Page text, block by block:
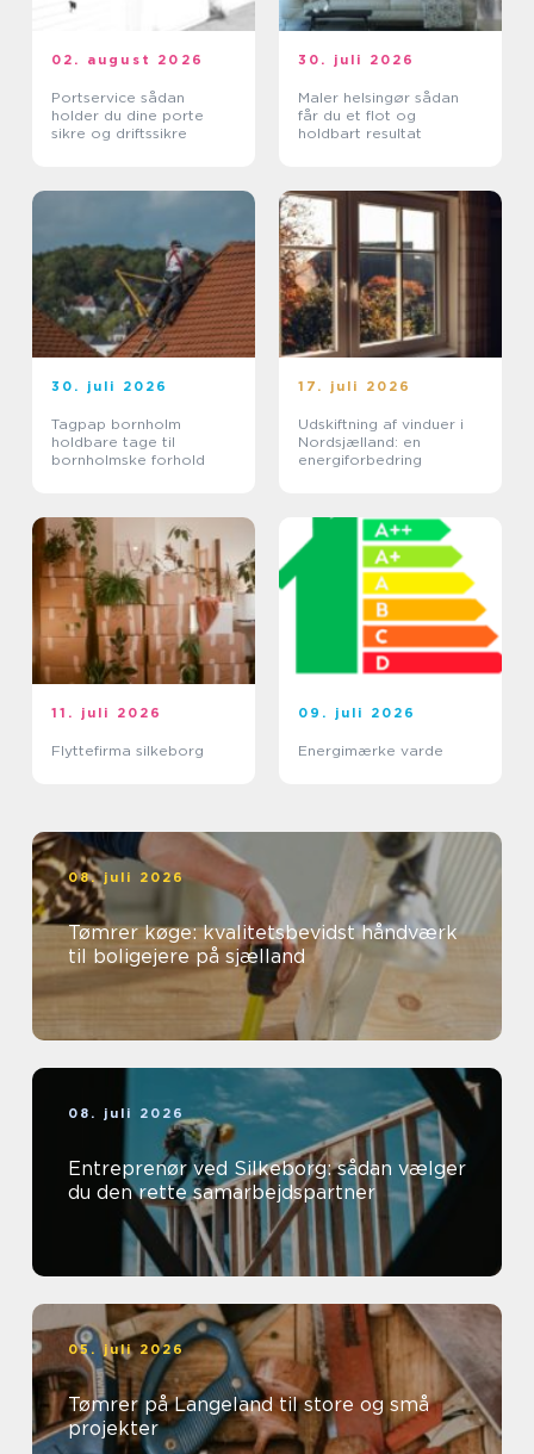
02. august 2026
Portservice sådan
holder du dine porte
sikre og driftssikre
30. juli 2026
Maler helsingør sådan
får du et flot og
holdbart resultat
30. juli 2026
Tagpap bornholm
holdbare tage til
bornholmske forhold
17. juli 2026
Udskiftning af vinduer i
Nordsjælland: en
energiforbedring
11. juli 2026
Flyttefirma silkeborg
09. juli 2026
Energimærke varde
08. juli 2026
Tømrer køge: kvalitetsbevidst håndværk
til boligejere på sjælland
08. juli 2026
Entreprenør ved Silkeborg: sådan vælger
du den rette samarbejdspartner
05. juli 2026
Tømrer på Langeland til store og små
projekter